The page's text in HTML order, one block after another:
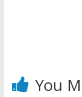
You